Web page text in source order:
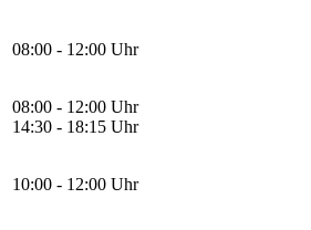
08:00 - 12:00 Uhr
08:00 - 12:00 Uhr
14:30 - 18:15 Uhr
10:00 - 12:00 Uhr